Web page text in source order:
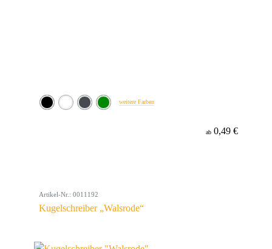
weitere Farben
ab 0,49 €
Artikel-Nr.: 0011192
Kugelschreiber „Walsrode“